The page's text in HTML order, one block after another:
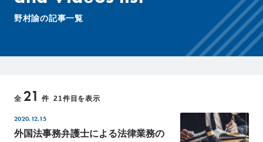
t
g
y
扱
域
野村諭の記事一覧
全 21 件 21件目を表示
2020.12.15
外国法事務弁護士による法律業務の